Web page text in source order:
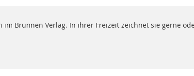
Brunnen Verlag. In ihrer Freizeit zeichnet sie gerne